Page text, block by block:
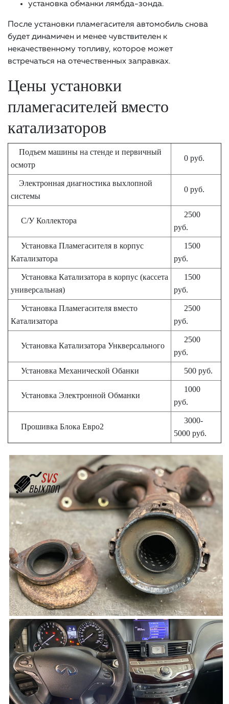
установка обманки лямбда-зонда.
После установки пламегасителя автомобиль снова
будет динамичен и менее чувствителен к
некачественному топливу, которое может
встречаться на отечественных заправках.
Цены установки
пламегасителей вместо
катализаторов
Подъем машины на стенде и первичный
осмотр
0 руб.
Электронная диагностика выхлопной
системы
0 руб.
С/У Коллектора
2500
руб.
Установка Пламегасителя в корпус
Катализатора
1500
руб.
Установка Катализатора в корпус (кассета
универсальная)
1500
руб.
Установка Пламегасителя вместо
Катализатора
2500
руб.
Установка Катализатора Ункверсального
2500
руб.
Установка Механической Обанки 500 руб.
Установка Электронной Обманки
1000
руб.
Прошивка Блока Евро2
3000-
5000 руб.